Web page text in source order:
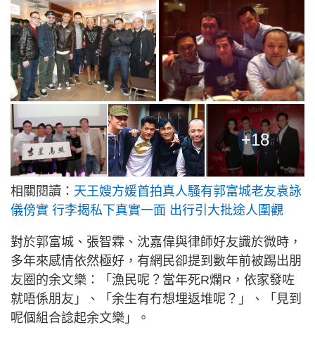
+18
相關閱讀： 天王嫂方媛首拍真人騷有郭富城老友袁詠
儀傍實 行李揭私下真實一面 出行引大批途人圍觀
對於郭富城、張智霖、沈嘉偉與律師好友識於微時，
多年來感情依然極好，有網民卻提到數年前被踢出朋
友圈的余文樂：「漁民呢？當年死R爛R，依家發咗
就唔係朋友」、「余生有冇想埋返堆呢？」、「見到
呢個組合諗起余文樂」。